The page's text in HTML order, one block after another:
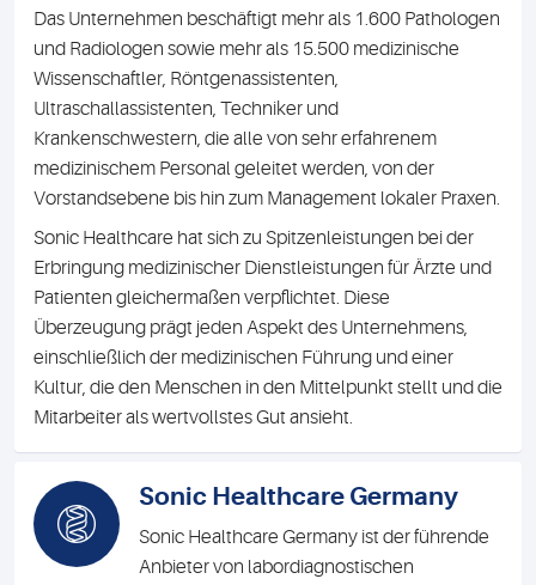
Das Unternehmen beschäftigt mehr als 1.600 Pathologen
und Radiologen sowie mehr als 15.500 medizinische
Wissenschaftler, Röntgenassistenten,
Ultraschallassistenten, Techniker und
Krankenschwestern, die alle von sehr erfahrenem
medizinischem Personal geleitet werden, von der
Vorstandsebene bis hin zum Management lokaler Praxen.
Sonic Healthcare hat sich zu Spitzenleistungen bei der
Erbringung medizinischer Dienstleistungen für Ärzte und
Patienten gleichermaßen verpflichtet. Diese
Überzeugung prägt jeden Aspekt des Unternehmens,
einschließlich der medizinischen Führung und einer
Kultur, die den Menschen in den Mittelpunkt stellt und die
Mitarbeiter als wertvollstes Gut ansieht.
Sonic Healthcare Germany
Sonic Healthcare Germany ist der führende
Anbieter von labordiagnostischen